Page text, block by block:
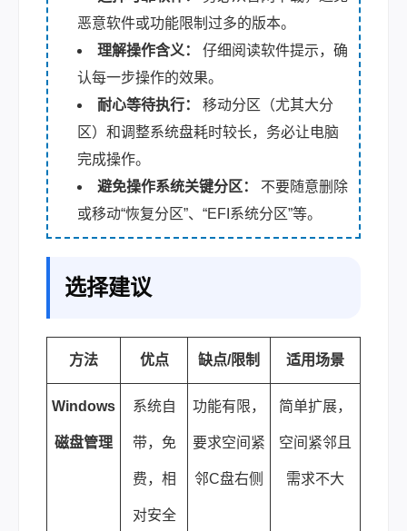
恶意软件或功能限制过多的版本。
理解操作含义：
仔细阅读软件提示，确
认每一步操作的效果。
耐心等待执行：
移动分区（尤其大分
区）和调整系统盘耗时较长，务必让电脑
完成操作。
避免操作系统关键分区：
不要随意删除
或移动“恢复分区”、“EFI系统分区”等。
选择建议
方法 优点 缺点/限制 适用场景
Windows
磁盘管理
系统自
带，免
费，相
对安全
功能有限，
要求空间紧
邻C盘右侧
简单扩展，
空间紧邻且
需求不大